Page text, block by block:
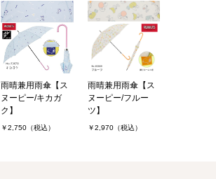
雨晴兼用雨傘【ス
ヌーピー/キカガ
ク】
￥2,750（税込）
雨晴兼用雨傘【ス
ヌーピー/フルー
ツ】
￥2,970（税込）